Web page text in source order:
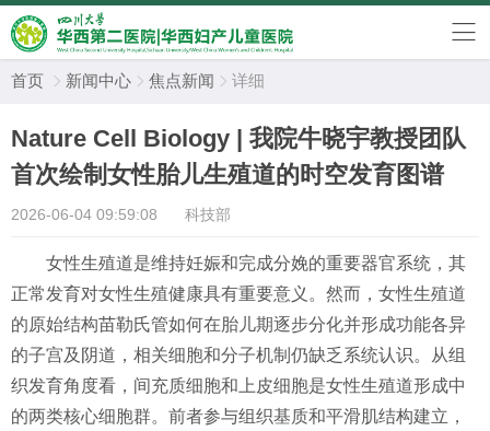
首页  新闻中心  焦点新闻  详细
Nature Cell Biology | 我院牛晓宇教授团队
首次绘制女性胎儿生殖道的时空发育图谱
2026-06-04 09:59:08 科技部
女性生殖道是维持妊娠和完成分娩的重要器官系统，其
正常发育对女性生殖健康具有重要意义。然而，女性生殖道
的原始结构苗勒氏管如何在胎儿期逐步分化并形成功能各异
的子宫及阴道，相关细胞和分子机制仍缺乏系统认识。从组
织发育角度看，间充质细胞和上皮细胞是女性生殖道形成中
的两类核心细胞群。前者参与组织基质和平滑肌结构建立，